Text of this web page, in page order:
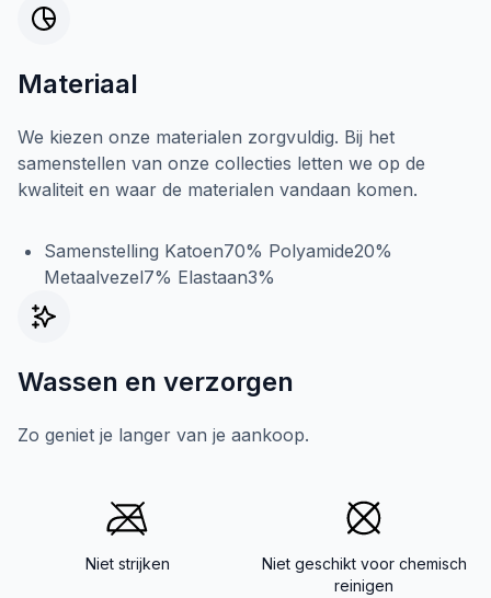
Materiaal
We kiezen onze materialen zorgvuldig. Bij het
samenstellen van onze collecties letten we op de
kwaliteit en waar de materialen vandaan komen.
Samenstelling Katoen70% Polyamide20%
Metaalvezel7% Elastaan3%
Wassen en verzorgen
Zo geniet je langer van je aankoop.
Niet strijken
Niet geschikt voor chemisch
reinigen